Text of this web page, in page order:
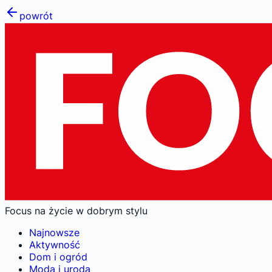
powrót
Focus na życie w dobrym stylu
Najnowsze
Aktywność
Dom i ogród
Moda i uroda